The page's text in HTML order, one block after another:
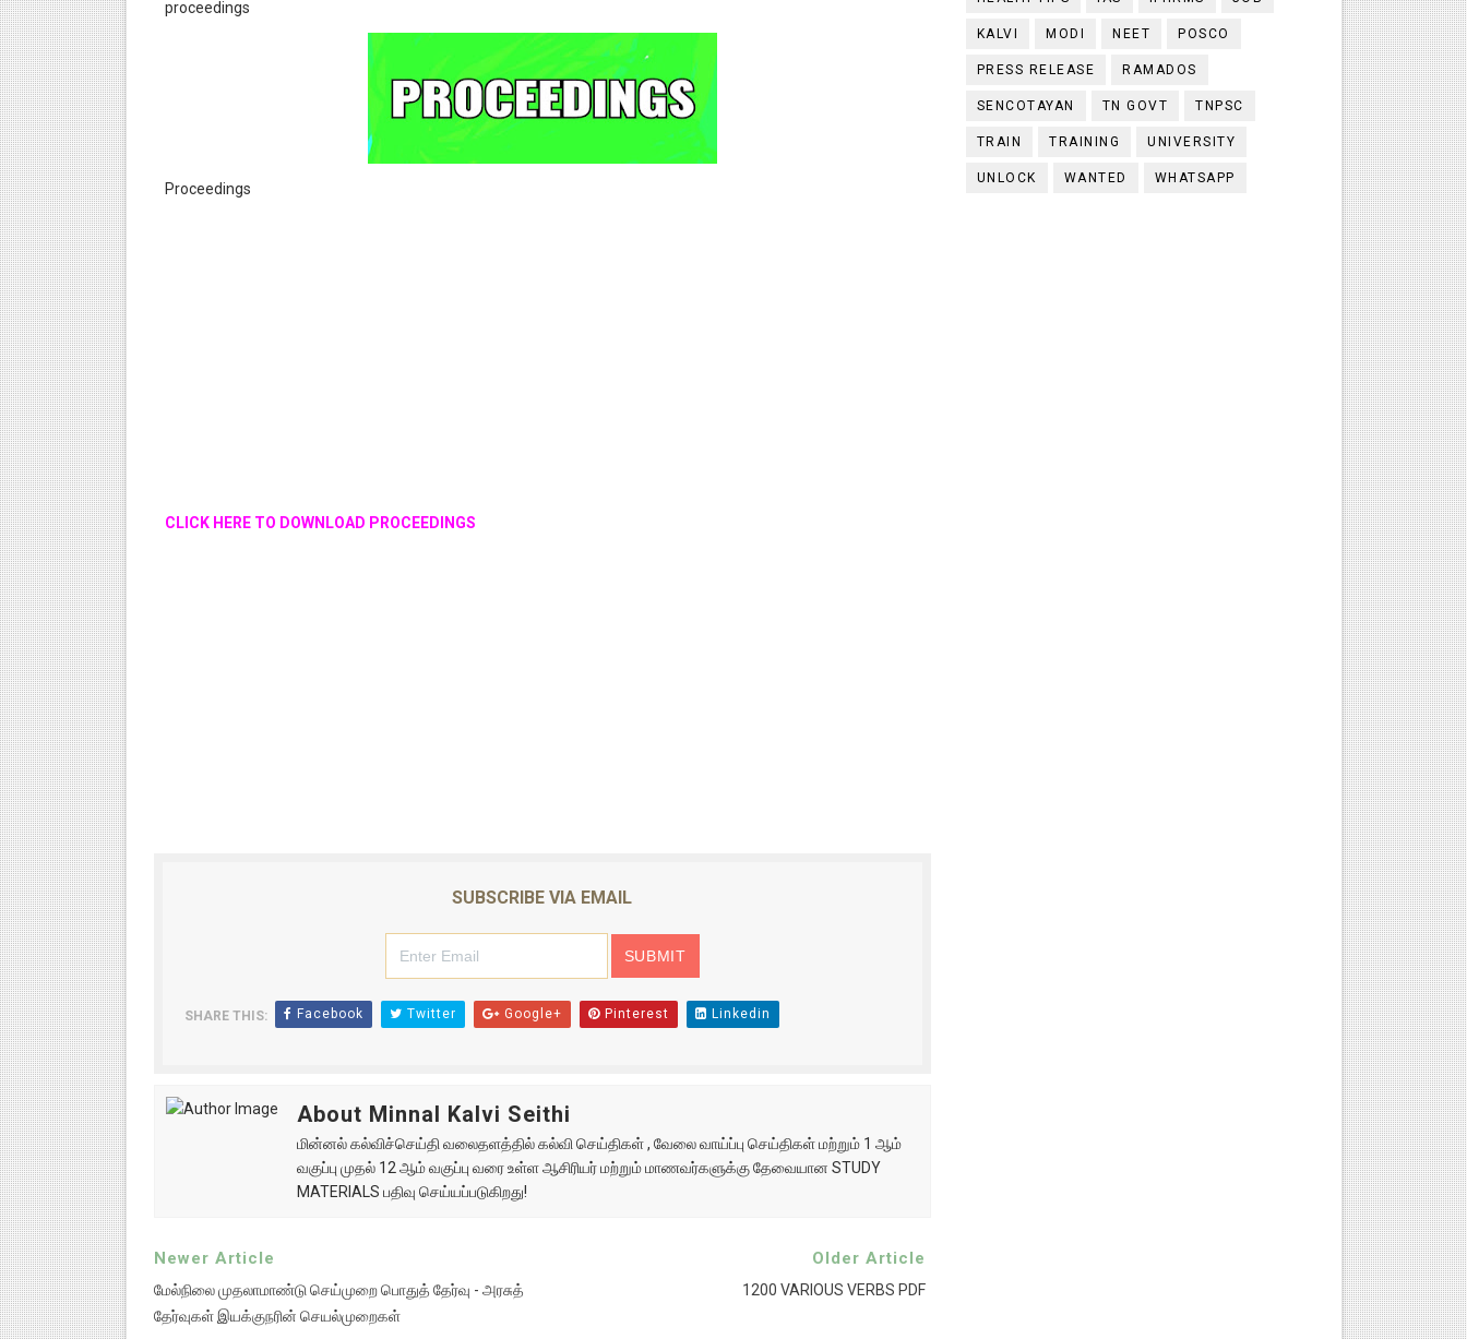
proceedings
Proceedings
CLICK HERE TO DOWNLOAD PROCEEDINGS
SUBSCRIBE VIA EMAIL
SHARE THIS: Facebook Twitter Google+ Pinterest Linkedin
About Minnal Kalvi Seithi
மின்னல் கல்விச்செய்தி வலைதளத்தில் கல்வி செய்திகள் , வேலை வாய்ப்பு செய்திகள் மற்றும் 1 ஆம்
வகுப்பு முதல் 12 ஆம் வகுப்பு வரை உள்ள ஆசிரியர் மற்றும் மாணவர்களுக்கு தேவையான STUDY
MATERIALS பதிவு செய்யப்படுகிறது!
Newer Article
மேல்நிலை முதலாமாண்டு செய்முறை பொதுத் தேர்வு - அரசுத்
தேர்வுகள் இயக்குநரின் செயல்முறைகள்
Older Article
1200 VARIOUS VERBS PDF
KALVI MODI NEET POSCO
PRESS RELEASE RAMADOS
SENCOTAYAN TN GOVT TNPSC
TRAIN TRAINING UNIVERSITY
UNLOCK WANTED WHATSAPP